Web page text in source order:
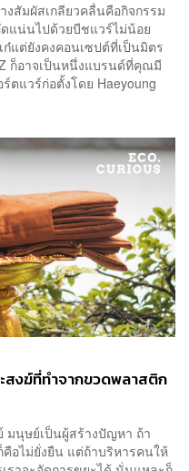
งสัมผัสเกลียวคลื่นคือกิจกรรม
แน่นไปด้วยบีชแวร์ไม่น้อย
แต่ยังคงคอนเซปต์ที่เป็นมิตร
ก็อาจเป็นหนึ่งแบรนด์ที่คุณมี
ตแวร์ก่อตั้งโดย Haeyoung
สงฆ์ที่ทำจากขวดพลาสติก
นุษย์เป็นผู้สร้างปัญหา ถ้า
อไม่ยั่งยืน แต่ถ้าบริหารคนให้